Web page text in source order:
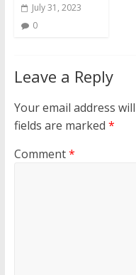
July 31, 2023
0
Leave a Reply
Your email address
fields are marked *
Comment*